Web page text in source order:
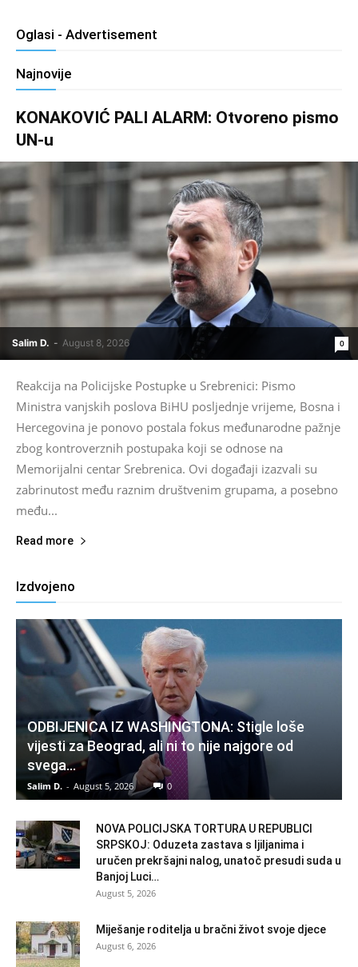
Oglasi - Advertisement
Najnovije
KONAKOVIĆ PALI ALARM: Otvoreno pismo
UN-u
Salim D. - August 8, 2026 0
Reakcija na Policijske Postupke u Srebrenici: Pismo
Ministra vanjskih poslova BiHU posljednje vrijeme, Bosna i
Hercegovina je ponovo postala fokus međunarodne pažnje
zbog kontroverznih postupaka koji se odnose na
Memorijalni centar Srebrenica. Ovi događaji izazvali su
zabrinutost među raznim društvenim grupama, a posebno
među...
Read more
Izdvojeno
ODBIJENICA IZ WASHINGTONA: Stigle loše
vijesti za Beograd, ali ni to nije najgore od
svega…
Salim D. - August 5, 2026 0
NOVA POLICIJSKA TORTURA U REPUBLICI
SRPSKOJ: Oduzeta zastava s ljiljanima i
uručen prekršajni nalog, unatoč presudi suda u
Banjoj Luci…
August 5, 2026
Miješanje roditelja u bračni život svoje djece
August 6, 2026